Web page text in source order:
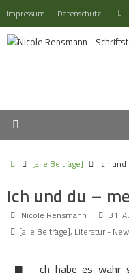
Inhalt
springen
Impressum Datenschutz
Start[alle Beiträge] Ich
Ich und du –
Nicole Rensmann
31.
[alle Beiträge], Literatur -
ch habe es wahr